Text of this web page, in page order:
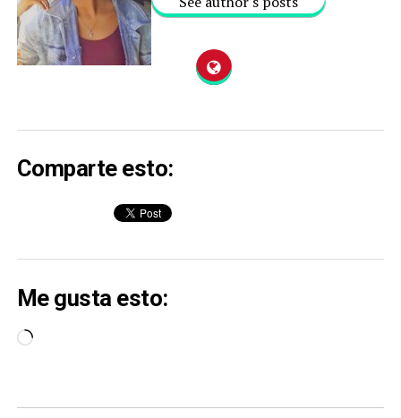
Comparte esto:
Me gusta esto:
Cargando...